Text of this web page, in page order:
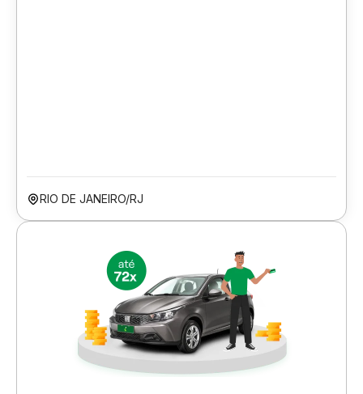
RIO DE JANEIRO/RJ